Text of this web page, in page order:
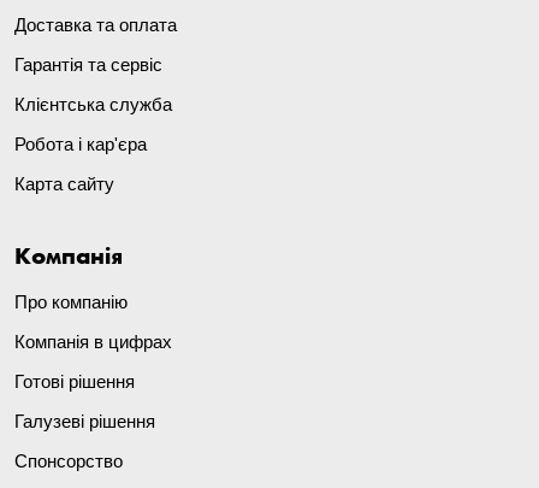
Доставка та оплата
Гарантія та сервіс
Клієнтська служба
Робота і кар'єра
Карта сайту
Компанія
Про компанію
Компанія в цифрах
Готові рішення
Галузеві рішення
Спонсорство